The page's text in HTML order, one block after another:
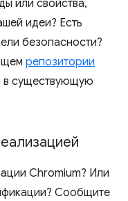
или свойства,
идеи? Есть
безопасности?
репозитории
в существующую
Chromium? Или
Сообщите